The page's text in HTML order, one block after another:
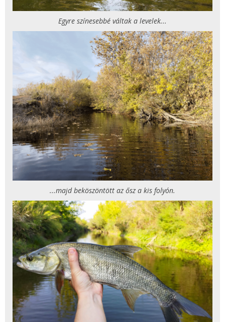
Egyre színesebbé váltak a levelek...
...majd beköszöntött az ősz a kis folyón.